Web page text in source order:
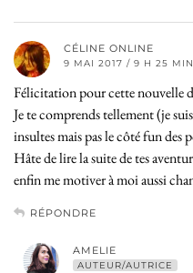
CÉLINE ONLINE
9 MAI 2017 / 9 H 25 MIN
Félicitation pour cette nouvelle
Je te comprends tellement (je
insultes mais pas le côté fun des
Hâte de lire la suite de tes
enfin me motiver à moi aussi
RÉPONDRE
AMELIE
AUTEUR/AUTRICE